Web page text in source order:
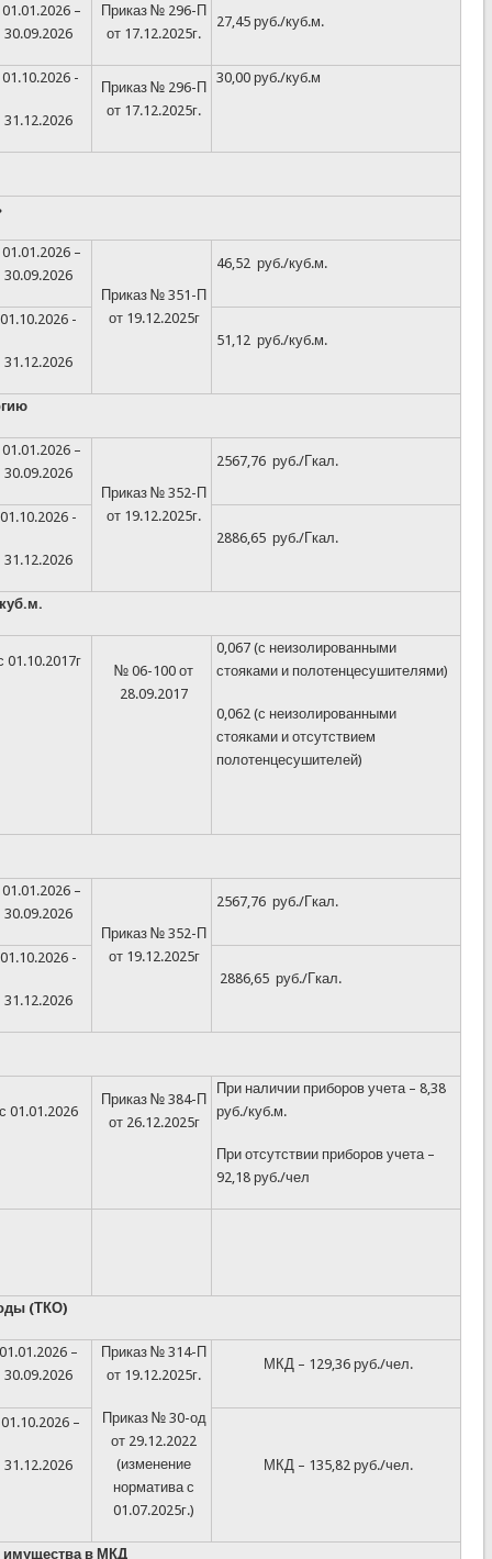
–
30.09.2026
Приказ № 296-П
от 17.12.2025г.
27,45 руб./куб.м.
-
31.12.2026
Приказ № 296-П
от 17.12.2025г.
30,00 руб./куб.м
–
30.09.2026
Приказ № 351-П
от 19.12.2025г
46,52 руб./куб.м.
01.10.2026 -
31.12.2026
51,12 руб./куб.м.
–
30.09.2026
Приказ № 352-П
от 19.12.2025г.
2567,76 руб./Гкал.
01.10.2026 -
31.12.2026
2886,65 руб./Гкал.
01.10.2017г
№ 06-100 от
28.09.2017
0,067 (с неизолированными
стояками и полотенцесушителями)
0,062 (с неизолированными
стояками и отсутствием
полотенцесушителей)
–
30.09.2026
Приказ № 352-П
от 19.12.2025г
2567,76 руб./Гкал.
01.10.2026 -
31.12.2026
2886,65 руб./Гкал.
с 01.01.2026
Приказ № 384-П
от 26.12.2025г
При наличии приборов учета – 8,38
руб./куб.м.
При отсутствии приборов учета –
92,18 руб./чел
(ТКО)
01.01.2026 –
30.09.2026
Приказ № 314-П
от 19.12.2025г.
Приказ № 30-од
от 29.12.2022
(изменение
норматива с
01.07.2025г.)
МКД – 129,36 руб./чел.
–
31.12.2026 МКД – 135,82 руб./чел.
имущества в МКД